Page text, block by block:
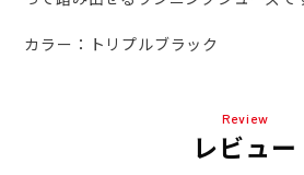
カラー：トリプルブラック
Review
レビュー